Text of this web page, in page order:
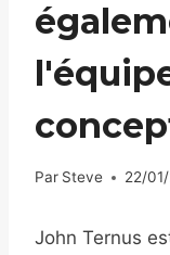
Par Steve 22/
John Ternus